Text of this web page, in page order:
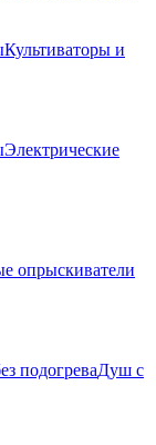
Культиваторы и
Электрические
опрыскиватели
подогреваДуш с